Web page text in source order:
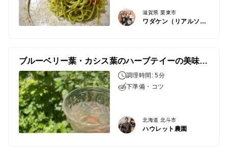
滋賀県 栗東市
ワダケン（リアルソイルハウス）
ブルーベリー葉・カシス葉のハーブテイーの美味しい淹れ方と飲み方
調理時間: 5分
下準備・コツ
北海道 北斗市
ハウレット農園